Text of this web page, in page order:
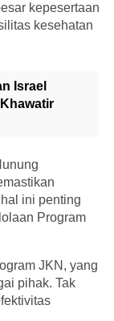
kepesertaan
kesehatan
Israel
ini penting
Program
JKN, yang
pihak. Tak